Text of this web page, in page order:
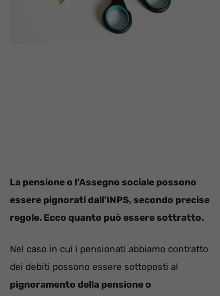
La pensione o l’Assegno sociale possono
essere pignorati dall’INPS, secondo precise
regole. Ecco quanto può essere sottratto.
Nel caso in cui i pensionati abbiamo contratto
dei debiti possono essere sottoposti al
pignoramento della pensione o